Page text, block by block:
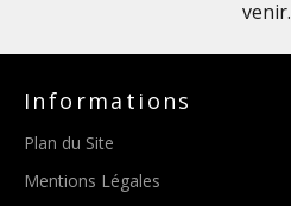
venir.
Informations
Plan du Site
Mentions Légales